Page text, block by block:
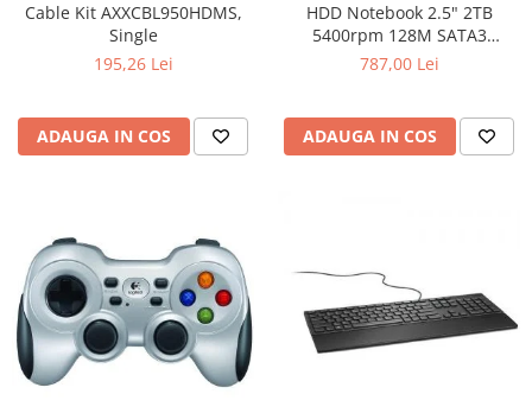
Cable Kit AXXCBL950HDMS,
Single
195,26 Lei
ADAUGA IN COS
HDD Notebook 2.5" 2TB
5400rpm 128M SATA3
SEAGATE
787,00 Lei
ADAUGA IN COS